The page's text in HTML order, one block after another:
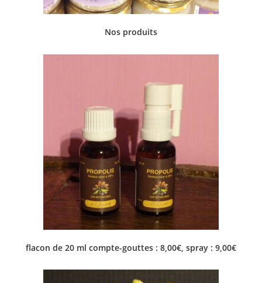
Nos produits
flacon de 20 ml compte-gouttes : 8,00€, spray : 9,00€